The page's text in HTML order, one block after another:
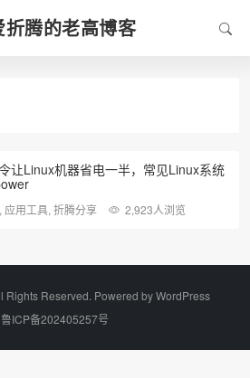
折腾的老高博客
让Linux机器省电一半，常见Linux系统
, 应用工具, 折腾分享 2,923人浏览
Rights Reserved. Powered byWordPress
鲁ICP备202405257号